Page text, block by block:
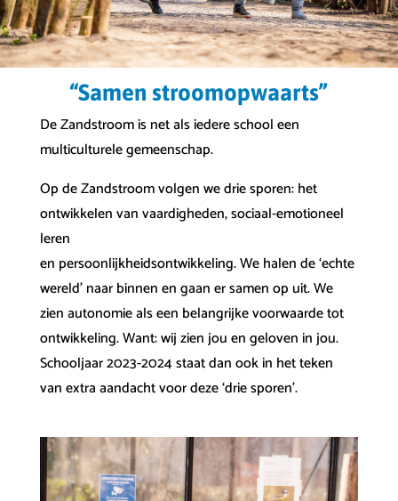
“Samen stroomopwaarts”
De Zandstroom is net als iedere school een
multiculturele gemeenschap.
Op de Zandstroom volgen we drie sporen: het
ontwikkelen van vaardigheden, sociaal-emotioneel
leren
en persoonlijkheidsontwikkeling. We halen de ‘echte
wereld’ naar binnen en gaan er samen op uit. We
zien autonomie als een belangrijke voorwaarde tot
ontwikkeling. Want: wij zien jou en geloven in jou.
Schooljaar 2023-2024 staat dan ook in het teken
van extra aandacht voor deze ‘drie sporen’.